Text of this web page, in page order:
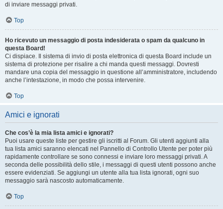
di inviare messaggi privati​​.
Top
Ho ricevuto un messaggio di posta indesiderata o spam da qualcuno in
questa Board!
Ci dispiace. Il sistema di invio di posta elettronica di questa Board include un
sistema di protezione per risalire a chi manda questi messaggi. Dovresti
mandare una copia del messaggio in questione all’amministratore, includendo
anche l’intestazione, in modo che possa intervenire.
Top
Amici e ignorati
Che cos’è la mia lista amici e ignorati?
Puoi usare queste liste per gestire gli iscritti al Forum. Gli utenti aggiunti alla
tua lista amici saranno elencati nel Pannello di Controllo Utente per poter più
rapidamente controllare se sono connessi e inviare loro messaggi privati. A
seconda delle possibilità dello stile, i messaggi di questi utenti possono anche
essere evidenziati. Se aggiungi un utente alla tua lista ignorati, ogni suo
messaggio sarà nascosto automaticamente.
Top